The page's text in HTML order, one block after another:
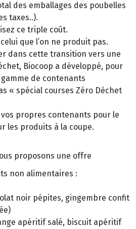
des emballages des poubelles
taxes..).
ce triple coût.
que l’on ne produit pas.
dans cette transition vers une
Biocoop a développé, pour
de contenants
« spécial courses Zéro Déchet
propres contenants pour le
les produits à la coupe.
proposons une offre
non alimentaires :
noir pépites, gingembre confit
apéritif salé, biscuit apéritif